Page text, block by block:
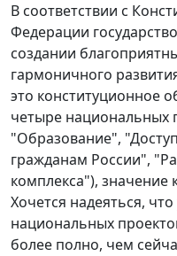
В соответствии с
Федерации
создании
гармоничного
это конституционное
четыре национальных
"Образование",
гражданам России",
комплекса"), значение
Хочется надеяться,
национальных
более полно, чем